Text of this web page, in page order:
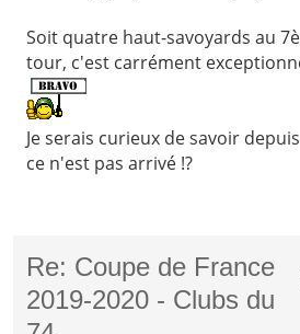
Soit quatre haut-savoyards au
tour, c'est carrément
Je serais curieux de savoir
ce n'est pas arrivé !?
Re: Coupe de France
2019-2020 - Clubs du